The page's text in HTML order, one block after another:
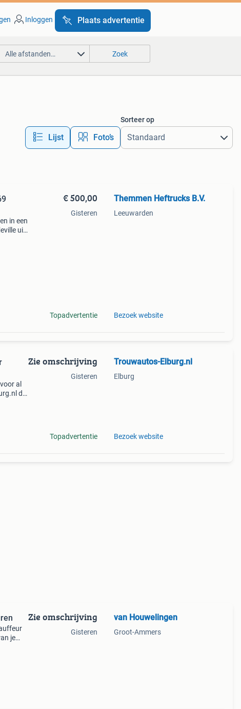
Inloggen Plaats advertentie
Alle afstanden… Zoek
Lijst Foto’s
Sorteer op
in een
uit
€ 500,00
Gisteren
Topadvertentie
Themmen Heftrucks B.V.
Leeuwarden
Bezoek website
al
de
Zie omschrijving
Gisteren
Topadvertentie
Trouwautos-Elburg.nl
Elburg
Bezoek website
je
Zie omschrijving
Gisteren
van Houwelingen
Groot-Ammers